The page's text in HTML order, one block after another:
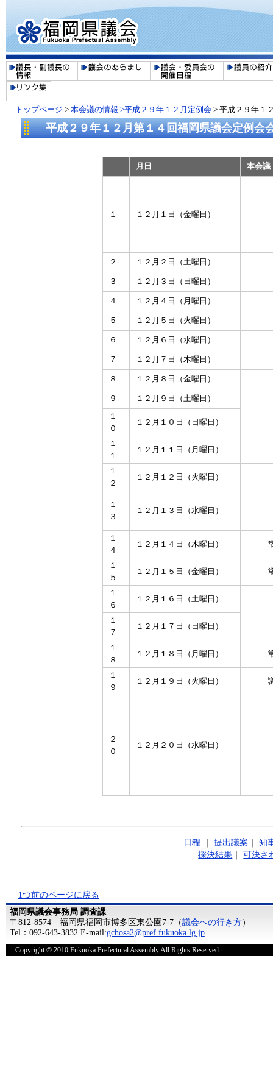
トップページ > 本会議の情報 >平成２９年１２月定例会> 平成２９年１
平成２９年１２月第１４回福岡県議会定例会
月日 本会議
１ １２月１日（金曜日）
２ １２月２日（土曜日）
３ １２月３日（日曜日）
４ １２月４日（月曜日）
５ １２月５日（火曜日）
６ １２月６日（水曜日）
７ １２月７日（木曜日）
８ １２月８日（金曜日）
９ １２月９日（土曜日）
１
０
１２月１０日（日曜日）
１
１
１２月１１日（月曜日）
１
２
１２月１２日（火曜日）
１
３
１２月１３日（水曜日）
１
４
１２月１４日（木曜日）
１
５
１２月１５日（金曜日）
１
６
１２月１６日（土曜日）
１
７
１２月１７日（日曜日）
１
８
１２月１８日（月曜日）
１
９
１２月１９日（火曜日）
２
０
１２月２０日（水曜日）
日程 ｜提出議案 ｜知
採決結果 ｜可決さ
1つ前のページに戻る
福岡県議会事務局 調査課
〒812-8574 福岡県福岡市博多区東公園7-7（議会への行き方）
Tel：092-643-3832 E-mail:gchosa2@pref.fukuoka.lg.jp
Copyright © 2010 Fukuoka Prefectural Assembly All Rights Reserved